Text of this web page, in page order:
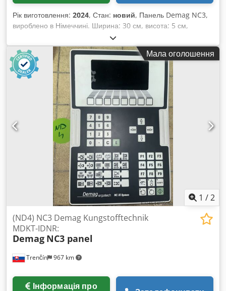
Рік виготовлення: 2024, Стан: новий, Панель Demag NC3,
вироблено в Німеччині. Ширина: 30 см, висота: 5 см,
довжина: 50 см. Тип: 6EJ5 398-0DE14. Dkodoqvuigjpfx
Acwor
Мала оголошення
1 /2
Trenčín 967 km
(ND4) NC3 Demag Kungstofftechnik
MDKT-IDNR:
Demag NC3 panel